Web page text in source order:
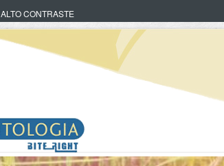
ALTO CONTRASTE